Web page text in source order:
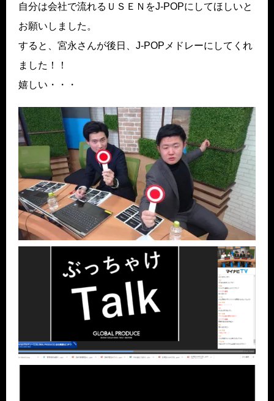
自分は会社で流れるＵＳＥＮをJ-POPにしてほしいと
お願いしました。
すると、宮永さんが後日、J-POPメドレーにしてくれ
ました！！
嬉しい・・・